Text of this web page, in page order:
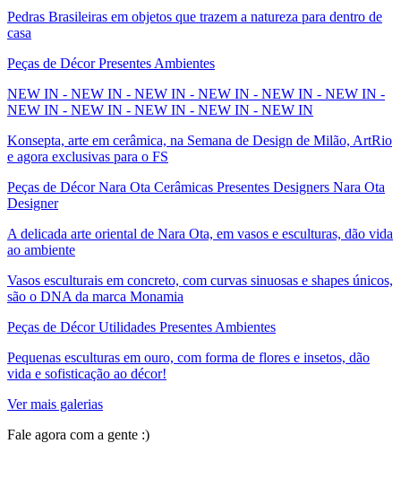
Pedras Brasileiras em objetos que trazem a natureza para dentro de
casa
Peças de Décor Presentes Ambientes
NEW IN - NEW IN - NEW IN - NEW IN - NEW IN - NEW IN -
NEW IN - NEW IN - NEW IN - NEW IN - NEW IN
Konsepta, arte em cerâmica, na Semana de Design de Milão, ArtRio
e agora exclusivas para o FS
Peças de Décor Nara Ota Cerâmicas Presentes Designers Nara Ota
Designer
A delicada arte oriental de Nara Ota, em vasos e esculturas, dão vida
ao ambiente
Vasos esculturais em concreto, com curvas sinuosas e shapes únicos,
são o DNA da marca Monamia
Peças de Décor Utilidades Presentes Ambientes
Pequenas esculturas em ouro, com forma de flores e insetos, dão
vida e sofisticação ao décor!
Ver mais galerias
Fale agora com a gente :)